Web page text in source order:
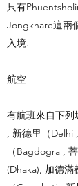
只有
Jongkhare這兩
入境.
航空
有航班來自下列
, 新德里（Delhi
（Bagdogra ,
(Dhaka), 加德